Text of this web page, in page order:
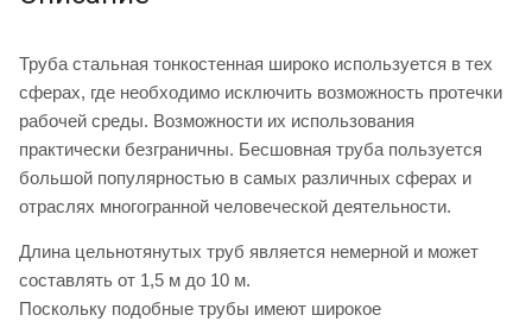
Труба стальная тонкостенная широко используется в тех
сферах, где необходимо исключить возможность протечки
рабочей среды. Возможности их использования
практически безграничны. Бесшовная труба пользуется
большой популярностью в самых различных сферах и
отраслях многогранной человеческой деятельности.
Длина цельнотянутых труб является немерной и может
составлять от 1,5 м до 10 м.
Поскольку подобные трубы имеют широкое